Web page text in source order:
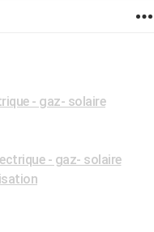
- gaz- solaire
- gaz- solaire